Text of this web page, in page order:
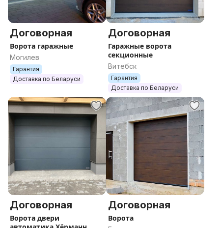
Договорная
Ворота гаражные
Могилев
Гарантия
Доставка по Беларуси
Договорная
Гаражные ворота
секционные
Витебск
Гарантия
Доставка по Беларуси
Договорная
Ворота двери
Договорная
Ворота